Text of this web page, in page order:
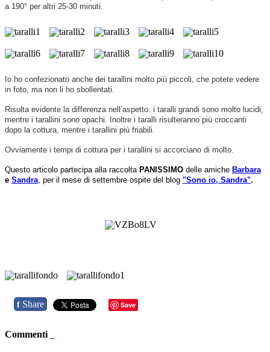
a 190° per altri 25-30 minuti.
Io ho confezionato anche dei tarallini molto più piccoli, che potete vedere
in foto, ma non li ho sbollentati.
Risulta evidente la differenza nell’aspetto: i taralli grandi sono molto lucidi,
mentre i tarallini sono opachi. Inoltre i taralli risulteranno più croccanti
dopo la cottura, mentre i tarallini più friabili.
Ovviamente i tempi di cottura per i tarallini si accorciano di molto.
Questo articolo partecipa alla raccolta PANISSIMO delle amiche Barbara
e Sandra , per il mese di settembre ospite del blog "Sono io, Sandra".
f Share Save
Commenti